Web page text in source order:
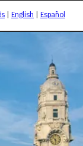
English Español